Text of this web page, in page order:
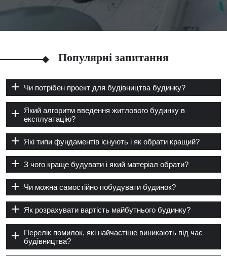
Популярні запитання
Чи потрібен проект для будівництва будинку?
Який алгоритм введення житлового будинку в
експлуатацію?
Які типи фундаментів існують і як обрати кращий?
З чого краще будувати і який матеріал обрати?
Чи можна самостійно побудувати будинок?
Як розрахувати вартість майбутнього будинку?
Перелік помилок, які найчастіше виникають під час
будівництва?